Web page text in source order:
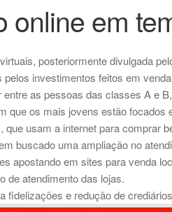
online em
posteriormente divulgada
investimentos feitos em
as pessoas das classes A e
que os mais jovens estão
usam a internet para comprar
buscado uma ampliação no
apostando em sites para venda
de atendimento das lojas.
e redução de